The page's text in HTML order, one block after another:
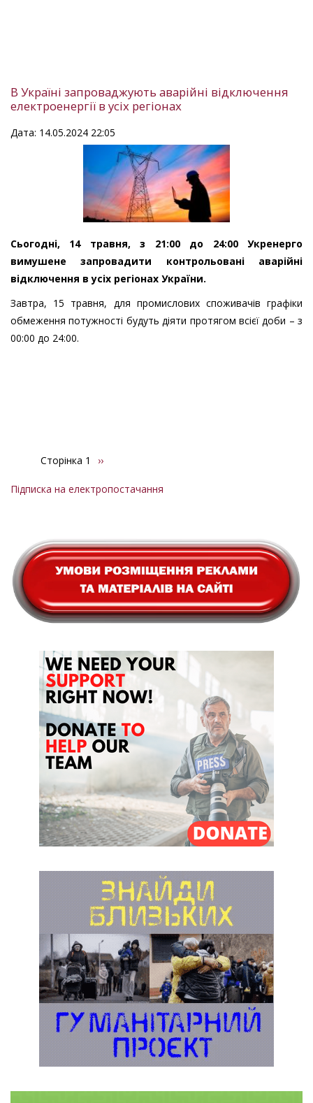
В Україні запроваджують аварійні відключення
електроенергії в усіх регіонах
Дата: 14.05.2024 22:05
Сьогодні, 14 травня, з 21:00 до 24:00 Укренерго
вимушене запровадити контрольовані аварійні
відключення в усіх регіонах України.
Завтра, 15 травня, для промислових споживачів графіки
обмеження потужності будуть діяти протягом всієї доби – з
00:00 до 24:00.
Розбивка
сторінки
Сторінка 1
Наступна
››
Підписка на електропостачання